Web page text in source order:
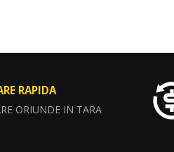
RAPIDA
ORIUNDE IN TARA